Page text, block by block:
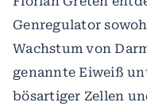
Genregulator
Wachstum von
genannte Eiweiß
bösartiger Zellen